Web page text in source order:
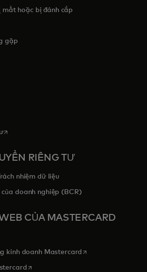
mất hoặc bị đánh cắp
gặp
a new tab
opens in a new tab
RIÊNG TƯ
nhiệm dữ liệu
doanh nghiệp (BCR)
CỦA MASTERCARD
in a new tab
kinh doanh Mastercard opens in a new tab
opens in a new tab